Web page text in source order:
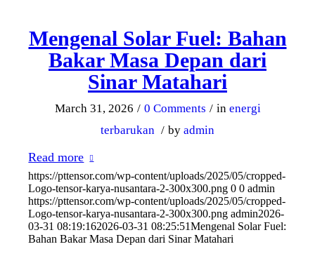
Mengenal Solar Fuel: Bahan
Bakar Masa Depan dari
Sinar Matahari
March 31, 2026 / 0 Comments / in energi
terbarukan / by admin
Read more
https://pttensor.com/wp-content/uploads/2025/05/cropped-
Logo-tensor-karya-nusantara-2-300x300.png 0 0 admin
https://pttensor.com/wp-content/uploads/2025/05/cropped-
Logo-tensor-karya-nusantara-2-300x300.png admin2026-
03-31 08:19:162026-03-31 08:25:51Mengenal Solar Fuel:
Bahan Bakar Masa Depan dari Sinar Matahari